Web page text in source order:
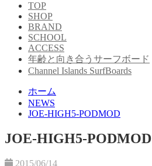
TOP
SHOP
BRAND
SCHOOL
ACCESS
年齢と向き合うサーフボード
Channel Islands SurfBoards
ホーム
NEWS
JOE-HIGH5-PODMOD
JOE-HIGH5-PODMOD
2015/06/14